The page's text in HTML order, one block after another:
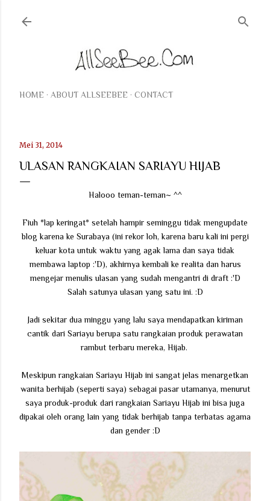
HOME ABOUT ALLSEEBEE CONTACT
Mei 31, 2014
ULASAN RANGKAIAN SARIAYU HIJAB
Halooo teman-teman~ ^^
Fiuh *lap keringat* setelah hampir seminggu tidak mengupdate
blog karena ke Surabaya (ini rekor loh, karena baru kali ini pergi
keluar kota untuk waktu yang agak lama dan saya tidak
membawa laptop :'D), akhirnya kembali ke realita dan harus
mengejar menulis ulasan yang sudah mengantri di draft :'D
Salah satunya ulasan yang satu ini. :D
Jadi sekitar dua minggu yang lalu saya mendapatkan kiriman
cantik dari Sariayu berupa satu rangkaian produk perawatan
rambut terbaru mereka, Hijab.
Meskipun rangkaian Sariayu Hijab ini sangat jelas menargetkan
wanita berhijab (seperti saya) sebagai pasar utamanya, menurut
saya produk-produk dari rangkaian Sariayu Hijab ini bisa juga
dipakai oleh orang lain yang tidak berhijab tanpa terbatas agama
dan gender :D